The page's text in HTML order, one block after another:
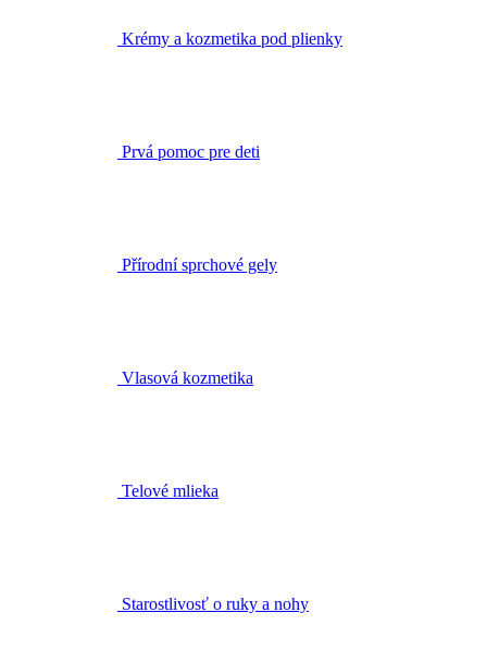
Krémy a kozmetika pod plienky
Prvá pomoc pre deti
Přírodní sprchové gely
Vlasová kozmetika
Telové mlieka
Starostlivosť o ruky a nohy